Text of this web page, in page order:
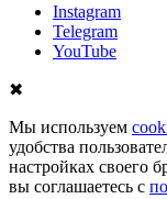
Instagram
Telegram
YouTube
✖
Мы используем
удобства
настройках своего
вы соглашаетесь с